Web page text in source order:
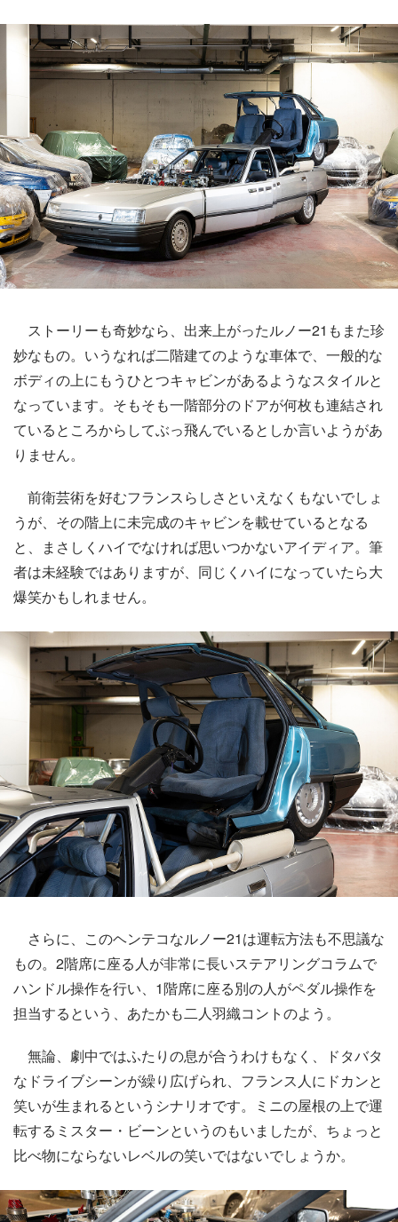
ストーリーも奇妙なら、出来上がったルノー21もまた珍
妙なもの。いうなれば二階建てのような車体で、一般的な
ボディの上にもうひとつキャビンがあるようなスタイルと
なっています。そもそも一階部分のドアが何枚も連結され
ているところからしてぶっ飛んでいるとしか言いようがあ
りません。
前衛芸術を好むフランスらしさといえなくもないでしょ
うが、その階上に未完成のキャビンを載せているとなる
と、まさしくハイでなければ思いつかないアイディア。筆
者は未経験ではありますが、同じくハイになっていたら大
爆笑かもしれません。
さらに、このヘンテコなルノー21は運転方法も不思議な
もの。2階席に座る人が非常に長いステアリングコラムで
ハンドル操作を行い、1階席に座る別の人がペダル操作を
担当するという、あたかも二人羽織コントのよう。
無論、劇中ではふたりの息が合うわけもなく、ドタバタ
なドライブシーンが繰り広げられ、フランス人にドカンと
笑いが生まれるというシナリオです。ミニの屋根の上で運
転するミスター・ビーンというのもいましたが、ちょっと
比べ物にならないレベルの笑いではないでしょうか。